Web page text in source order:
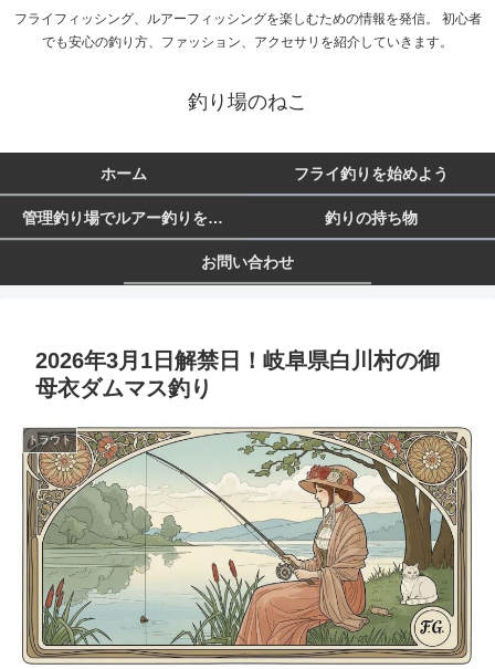
フライフィッシング、ルアーフィッシングを楽しむための情報を発信。 初心者
でも安心の釣り方、ファッション、アクセサリを紹介していきます。
釣り場のねこ
ホーム フライ釣りを始めよう
管理釣り場でルアー釣りを始めよう 釣りの持ち物
お問い合わせ
2026年3月1日解禁日！岐阜県白川村の御
母衣ダムマス釣り
トラウト